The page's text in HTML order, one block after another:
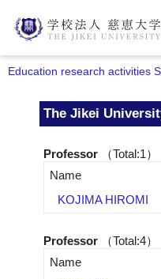
Education research activities
The Jikei
Professor
（Total:1）
Name
KOJIMA HIROMI
Professor
（Total:4）
Name